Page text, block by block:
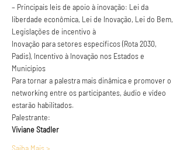
– Principais leis de apoio à inovação: Lei da
liberdade econômica, Lei de Inovação, Lei do Bem,
Legislações de incentivo à
Inovação para setores específicos (Rota 2030,
Padis), Incentivo à Inovação nos Estados e
Municípios
Para tornar a palestra mais dinâmica e promover o
networking entre os participantes, áudio e vídeo
estarão habilitados.
Palestrante:
Viviane Stadler
Saiba Mais >